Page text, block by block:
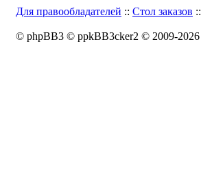
Для правообладателей :: Стол заказов ::
© phpBB3 © ppkBB3cker2 © 2009-2026